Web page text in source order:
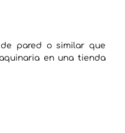
pared o similar que
en una tienda